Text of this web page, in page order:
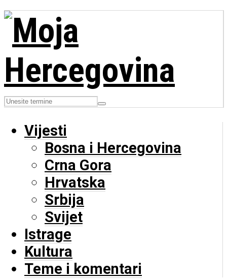
Vijesti
Bosna i Hercegovina
Crna Gora
Hrvatska
Srbija
Svijet
Istrage
Kultura
Teme i komentari